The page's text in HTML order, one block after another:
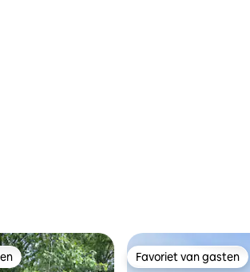
5, 121 recensies
Favoriet van gasten
Favoriet van gasten